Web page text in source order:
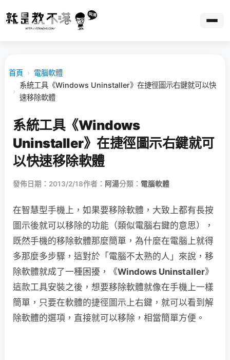
首頁 › 電腦軟體
›
系統工具《Windows Uninstaller》在捷徑圖示右鍵就可以快
速移除軟體
系統工具《Windows
Uninstaller》在捷徑圖示右鍵就可
以快速移除軟體
發佈日期：2013/2/18作者： 阿湯分類： 電腦軟體
在智慧型手機上，如果要移除軟體，大致上都有長按
圖示後就可以移除的功能（類似電腦右鍵的意思），
既然手機的移除軟體那麼簡單，為什麼在電腦上就得
多那麼多步驟，這對於「電腦不太熟的人」來說，移
除軟體就成了一種困擾，《Windows Uninstaller》
這款工具安裝之後，想要移除軟體就像在手機上一樣
簡單，只要在軟體的捷徑圖示上右鍵，就可以看到解
除軟體的選項，直接就可以移除，相當簡單方便。